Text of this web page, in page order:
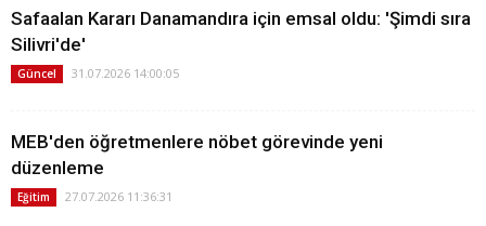
Safaalan Kararı Danamandıra için emsal oldu: 'Şimdi sıra
Silivri'de'
Güncel 31.07.2026 14:00:05
MEB'den öğretmenlere nöbet görevinde yeni
düzenleme
Eğitim 27.07.2026 11:36:31